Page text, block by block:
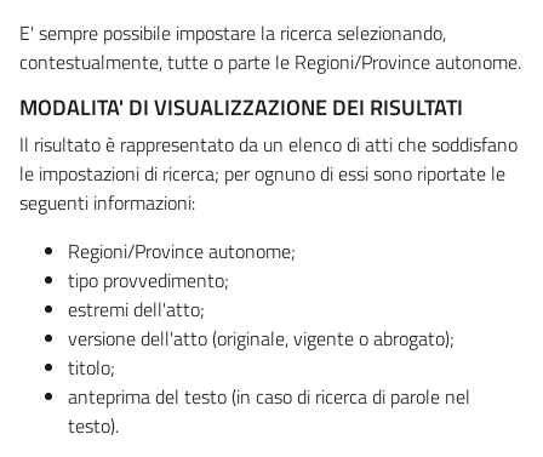
E' sempre possibile impostare la ricerca selezionando,
contestualmente, tutte o parte le Regioni/Province autonome.
MODALITA' DI VISUALIZZAZIONE DEI RISULTATI
Il risultato è rappresentato da un elenco di atti che soddisfano
le impostazioni di ricerca; per ognuno di essi sono riportate le
seguenti informazioni:
Regioni/Province autonome;
tipo provvedimento;
estremi dell'atto;
versione dell'atto (originale, vigente o abrogato);
titolo;
anteprima del testo (in caso di ricerca di parole nel
testo).